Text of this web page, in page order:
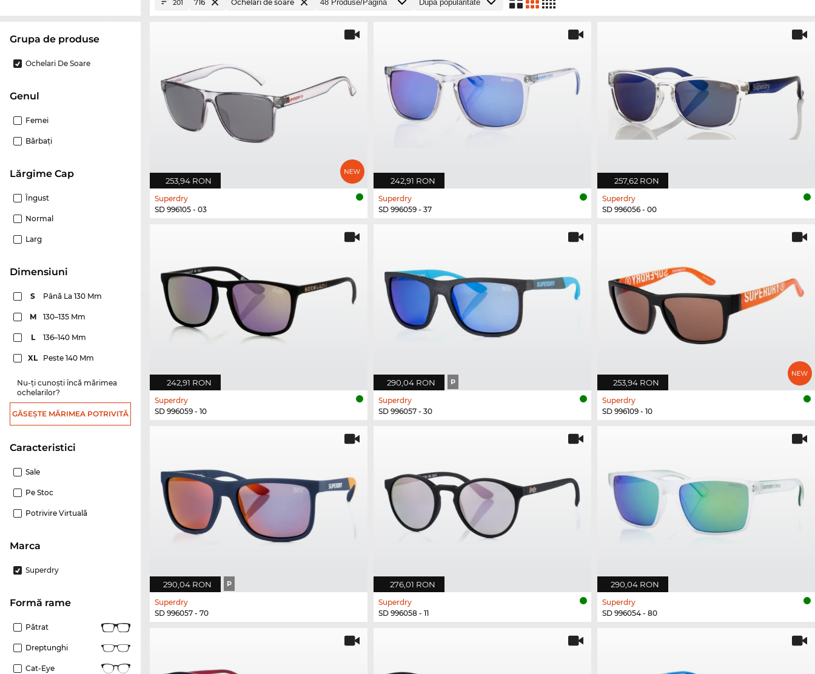
Grupa de produse
Ochelari De Soare
Genul
Femei
Bărbaţi
Lărgime Cap
Îngust
Normal
Larg
dimensiuni
S Până La 130 Mm
M 130–135 Mm
L 136–140 Mm
XL Peste 140 Mm
Nu-ți cunoști încă mărimea
ochelarilor?
GĂSEȘTE MĂRIMEA POTRIVITĂ
Caracteristici
Sale
Pe Stoc
Potrivire Virtuală
marca
Superdry
Formă rame
Pătrat
Dreptunghi
Cat-Eye
201 716 Ochelari de soare
253,94 RON
Superdry
SD 996105 - 03
242,91 RON
Superdry
SD 996059 - 37
257,62 RON
Superdry
SD 996056 - 00
242,91 RON
Superdry
SD 996059 - 10
290,04 RON P
Superdry
SD 996057 - 30
253,94 RON
Superdry
SD 996109 - 10
290,04 RON P
Superdry
SD 996057 - 70
276,01 RON
Superdry
SD 996058 - 11
290,04 RON
Superdry
SD 996054 - 80